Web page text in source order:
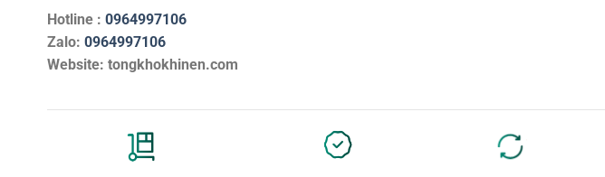
Hotline : 0964997106
Zalo: 0964997106
Website: tongkhokhinen.com